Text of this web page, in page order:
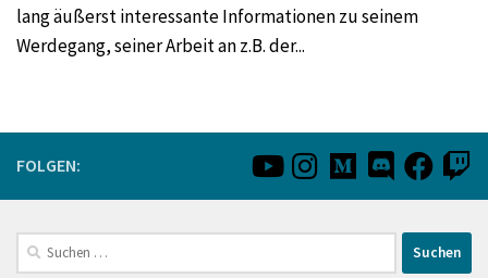
lang äußerst interessante Informationen zu seinem
Werdegang, seiner Arbeit an z.B. der...
FOLGEN:
Suchen
nach: